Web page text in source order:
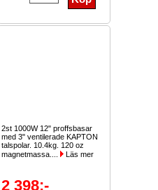
2st 1000W 12" proffsbasar
med 3" ventilerade KAPTON
talspolar. 10.4kg. 120 oz
magnetmassa....
Läs mer
2 398:-